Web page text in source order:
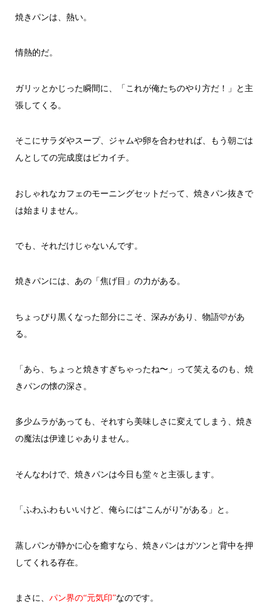
焼きパンは、熱い。
情熱的だ。
ガリッとかじった瞬間に、「これが俺たちのやり方だ！」と主
張してくる。
そこにサラダやスープ、ジャムや卵を合わせれば、もう朝ごは
んとしての完成度はピカイチ。
おしゃれなカフェのモーニングセットだって、焼きパン抜きで
は始まりません。
でも、それだけじゃないんです。
焼きパンには、あの「焦げ目」の力がある。
ちょっぴり黒くなった部分にこそ、深みがあり、物語🩷があ
る。
「あら、ちょっと焼きすぎちゃったね〜」って笑えるのも、焼
きパンの懐の深さ。
多少ムラがあっても、それすら美味しさに変えてしまう、焼き
の魔法は伊達じゃありません。
そんなわけで、焼きパンは今日も堂々と主張します。
「ふわふわもいいけど、俺らには“こんがり”がある」と。
蒸しパンが静かに心を癒すなら、焼きパンはガツンと背中を押
してくれる存在。
まさに、 パン界の“元気印”なのです。